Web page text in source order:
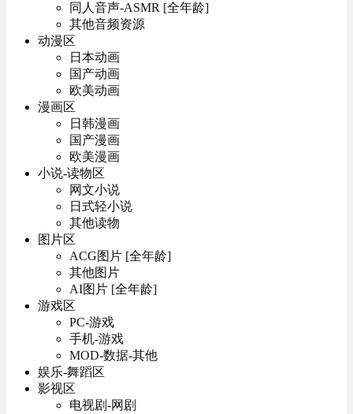
同人音声-ASMR [全年龄]
其他音频资源
动漫区
日本动画
国产动画
欧美动画
漫画区
日韩漫画
国产漫画
欧美漫画
小说-读物区
网文小说
日式轻小说
其他读物
图片区
ACG图片 [全年龄]
其他图片
AI图片 [全年龄]
游戏区
PC-游戏
手机-游戏
MOD-数据-其他
娱乐-舞蹈区
影视区
电视剧-网剧